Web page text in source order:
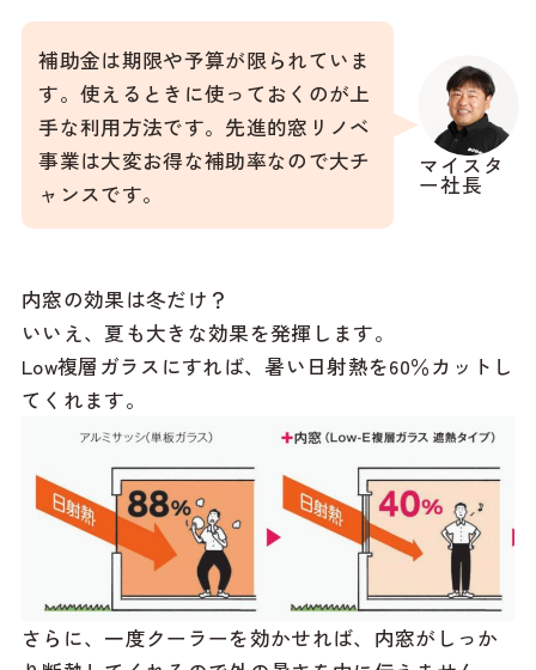
マイスタ
ー社長
補助金は期限や予算が限られていま
す。使えるときに使っておくのが上
手な利用方法です。先進的窓リノベ
事業は大変お得な補助率なので大チ
ャンスです。
内窓の効果は冬だけ？
いいえ、夏も大きな効果を発揮します。
Low複層ガラスにすれば、暑い日射熱を60％カットし
てくれます。
さらに、一度クーラーを効かせれば、内窓がしっか